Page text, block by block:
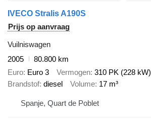
IVECO Stralis A190S
Prijs op aanvraag
Vuilniswagen
2005
80.800 km
Euro Euro 3 Vermogen 310 PK (228 kW)
Brandstof diesel Volume 17 m³
Spanje, Quart de Poblet